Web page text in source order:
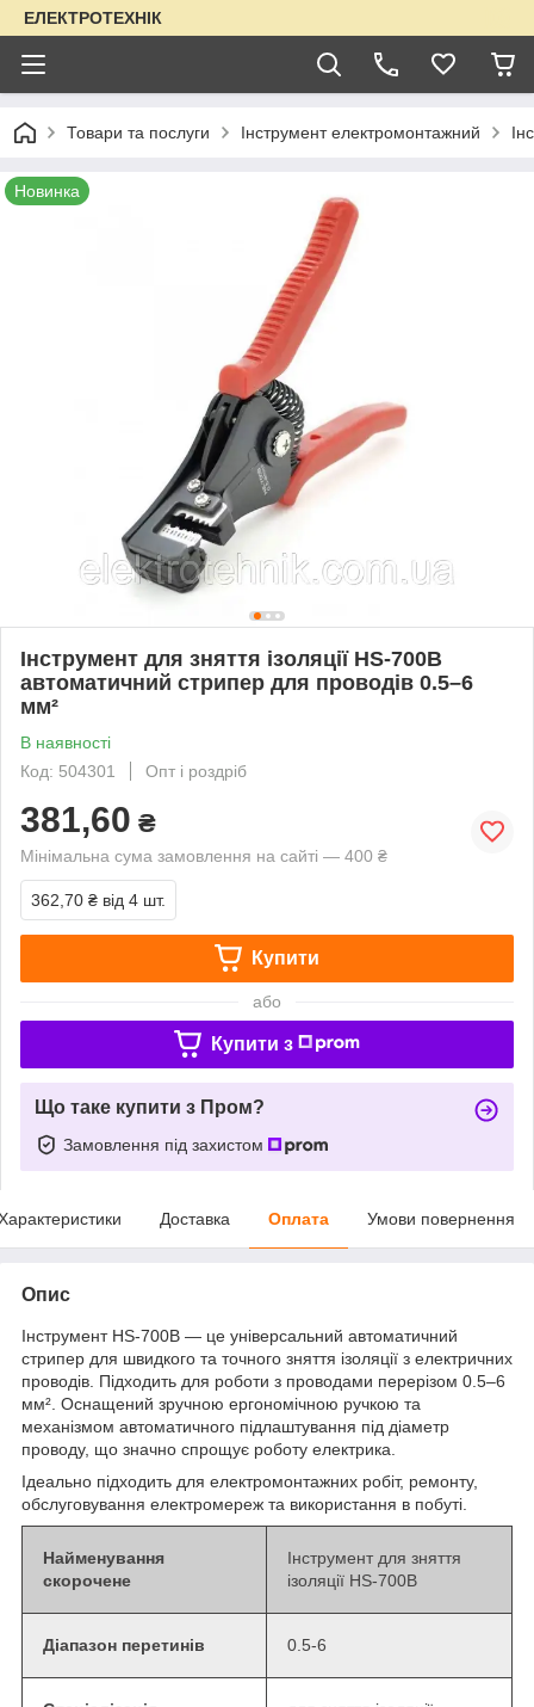
ЕЛЕКТРОТЕХНІК
Товари та послуги Інструмент електромонтажний
Новинка
Інструмент для зняття ізоляції HS-700B
автоматичний стрипер для проводів 0.5–6
мм²
В наявності
Код: 504301
Опт і роздріб
381,60 ₴
Мінімальна сума замовлення на сайті — 400 ₴
362,70 ₴ від 4 шт.
Купити
або
Купити з
Що таке купити з Пром?
Замовлення під захистом
Доставка Оплата Умови повернення
Опис
Інструмент HS-700B — це універсальний автоматичний
стрипер для швидкого та точного зняття ізоляції з електричних
проводів. Підходить для роботи з проводами перерізом 0.5–6
мм². Оснащений зручною ергономічною ручкою та
механізмом автоматичного підлаштування під діаметр
проводу, що значно спрощує роботу електрика.
Ідеально підходить для електромонтажних робіт, ремонту,
обслуговування електромереж та використання в побуті.
Найменування
скорочене
Інструмент для зняття
ізоляції HS-700B
Діапазон перетинів 0.5-6